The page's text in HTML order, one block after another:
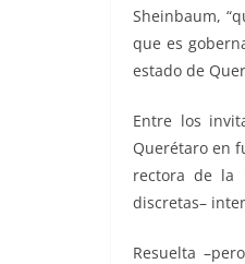
Sheinbaum,
que es
estado de
Entre los
Querétaro en
rectora de la
discretas–
Resuelta